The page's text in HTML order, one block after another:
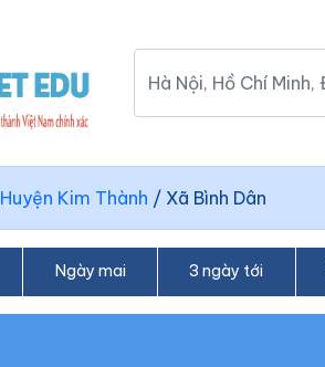
Huyện Kim Thành / Xã Bình Dân
Ngày mai 3 ngày tới